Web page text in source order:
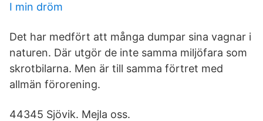
I min dröm
Det har medfört att många dumpar sina vagnar i
naturen. Där utgör de inte samma miljöfara som
skrotbilarna. Men är till samma förtret med
allmän förorening.
44345 Sjövik. Mejla oss.